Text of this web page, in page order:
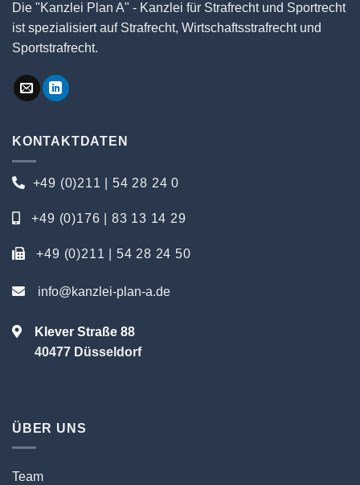
Die "Kanzlei Plan A" - Kanzlei für Strafrecht und Sportrecht
ist spezialisiert auf Strafrecht, Wirtschaftsstrafrecht und
Sportstrafrecht.
KONTAKTDATEN
+49 (0)211 | 54 28 24 0
+49 (0)176 | 83 13 14 29
+49 (0)211 | 54 28 24 50
info@kanzlei-plan-a.de
Klever Straße 88
40477 Düsseldorf
ÜBER UNS
Team